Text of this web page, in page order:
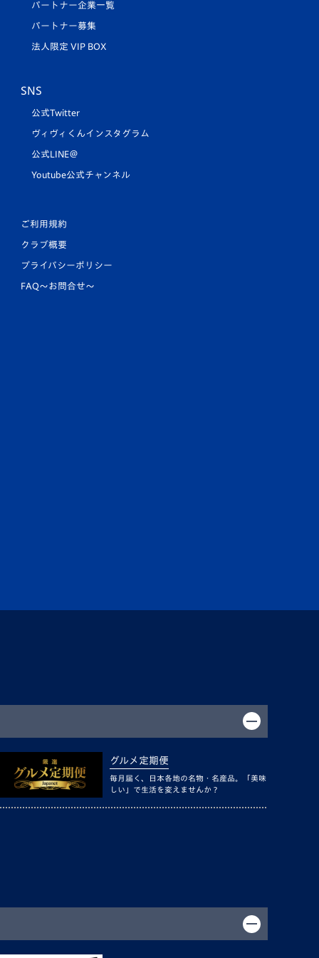
パートナー企業一覧
パートナー募集
法人限定 VIP BOX
SNS
公式Twitter
ヴィヴィくんインスタグラム
公式LINE＠
Youtube公式チャンネル
ご利用規約
クラブ概要
プライバシーポリシー
FAQ〜お問合せ〜
グルメ定期便
毎月届く、日本各地の名物・名産品。「美味
しい」で生活を変えませんか？